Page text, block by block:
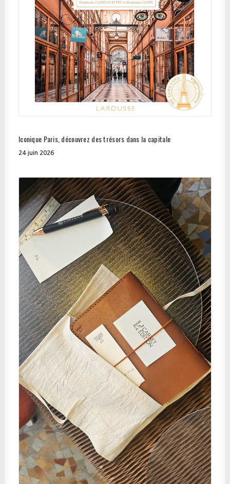
Iconique Paris, découvrez des trésors dans la capitale
24 juin 2026